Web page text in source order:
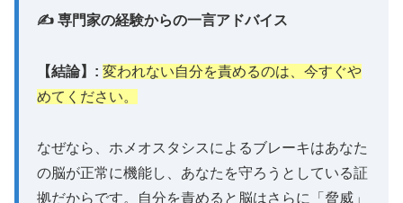
⏰約 36分 の集中講義形式
毎日のSNS投稿で疲れた方必見。仕掛けを用
「農業型」の集客法で省エネ起業を実現でき
ます。
✍️ 専門家の経験からの一言アドバイス
【結論】: 変われない自分を責めるのは、今すぐや
めてください。
なぜなら、ホメオスタシスによるブレーキはあなた
の脳が正常に機能し、あなたを守ろうとしている証
拠だからです。自分を責めると脳はさらに「脅威」